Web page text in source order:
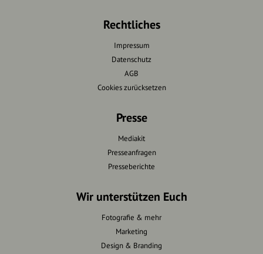
Rechtliches
Impressum
Datenschutz
AGB
Cookies zurücksetzen
Presse
Mediakit
Presseanfragen
Presseberichte
Wir unterstützen Euch
Fotografie & mehr
Marketing
Design & Branding